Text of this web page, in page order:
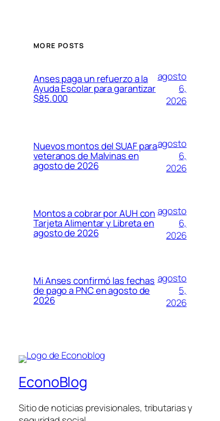
MORE POSTS
Anses paga un refuerzo a la
Ayuda Escolar para garantizar
$85.000
agosto
6,
2026
Nuevos montos del SUAF para
veteranos de Malvinas en
agosto de 2026
agosto
6,
2026
Montos a cobrar por AUH con
Tarjeta Alimentar y Libreta en
agosto de 2026
agosto
6,
2026
Mi Anses confirmó las fechas
de pago a PNC en agosto de
2026
agosto
5,
2026
EconoBlog
Sitio de noticias previsionales, tributarias y